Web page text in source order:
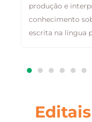
produção e
conhecimento
escrita na língua